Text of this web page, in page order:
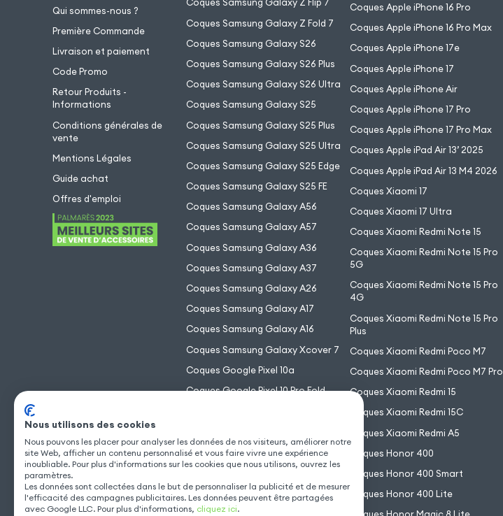
Qui sommes-nous ?
Première Commande
Livraison et paiement
Code Promo
Retour Produits -
Informations
Conditions générales de
vente
Mentions Légales
Guide achat
Offres d'emploi
Coques Samsung Galaxy Z Flip 7
Coques Samsung Galaxy Z Fold 7
Coques Samsung Galaxy S26
Coques Samsung Galaxy S26 Plus
Coques Samsung Galaxy S26 Ultra
Coques Samsung Galaxy S25
Coques Samsung Galaxy S25 Plus
Coques Samsung Galaxy S25 Ultra
Coques Samsung Galaxy S25 Edge
Coques Samsung Galaxy S25 FE
Coques Samsung Galaxy A56
Coques Samsung Galaxy A57
Coques Samsung Galaxy A36
Coques Samsung Galaxy A37
Coques Samsung Galaxy A26
Coques Samsung Galaxy A17
Coques Samsung Galaxy A16
Coques Samsung Galaxy Xcover 7
Coques Google Pixel 10a
Coques Google Pixel 10 Pro Fold
Coques Google Pixel 10
Coques Apple iPhone 16 Pro
Coques Apple iPhone 16 Pro Max
Coques Apple iPhone 17e
Coques Apple iPhone 17
Coques Apple iPhone Air
Coques Apple iPhone 17 Pro
Coques Apple iPhone 17 Pro Max
Coques Apple iPad Air 13’ 2025
Coques Apple iPad Air 13 M4 2026
Coques Xiaomi 17
Coques Xiaomi 17 Ultra
Coques Xiaomi Redmi Note 15
Coques Xiaomi Redmi Note 15 Pro
5G
Coques Xiaomi Redmi Note 15 Pro
4G
Coques Xiaomi Redmi Note 15 Pro
Plus
Coques Xiaomi Redmi Poco M7
Coques Xiaomi Redmi Poco M7 Pro
Coques Xiaomi Redmi 15
Coques Xiaomi Redmi 15C
Coques Xiaomi Redmi A5
Coques Honor 400
Coques Honor 400 Smart
Coques Honor 400 Lite
Nous utilisons des cookies
Nous pouvons les placer pour analyser les données de nos visiteurs, améliorer notre
site Web, afficher un contenu personnalisé et vous faire vivre une expérience
inoubliable. Pour plus d'informations sur les cookies que nous utilisons, ouvrez les
paramètres.
Les données sont collectées dans le but de personnaliser la publicité et de mesurer
l'efficacité des campagnes publicitaires. Les données peuvent être partagées
avec Google LLC. Pour plus d'informations, cliquez ici.